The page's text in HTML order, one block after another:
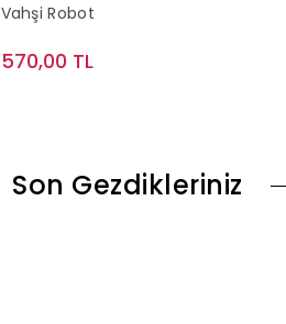
Vahşi Robot
570,00 TL
Son Gezdikleriniz